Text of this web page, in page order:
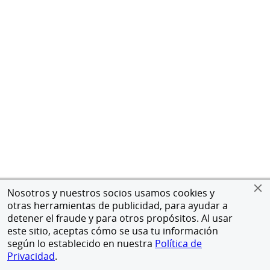
Nosotros y nuestros socios usamos cookies y
otras herramientas de publicidad, para ayudar a
detener el fraude y para otros propósitos. Al usar
este sitio, aceptas cómo se usa tu información
según lo establecido en nuestra Política de
Privacidad.